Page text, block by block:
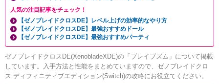
人気の注目記事をチェック！
【ゼノブレイドクロスDE】レベル上げの効率的なやり方
【ゼノブレイドクロスDE】最強おすすめドール
【ゼノブレイドクロスDE】最強おすすめパーティ
ゼノブレイドクロスDE(XenobladeXDE)の「ブレイブズム」について掲載
しています。入手方法と性能をまとめていますので、ゼノブレイドクロ
ス ディフィニティブエディション(Switch)の攻略にお役立てください。